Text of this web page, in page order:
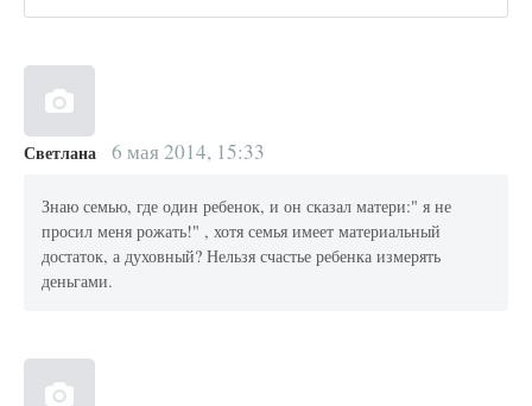
Светлана 6 мая 2014, 15:33
Знаю семью, где один ребенок, и он сказал матери:" я не
просил меня рожать!" , хотя семья имеет материальный
достаток, а духовный? Нельзя счастье ребенка измерять
деньгами.